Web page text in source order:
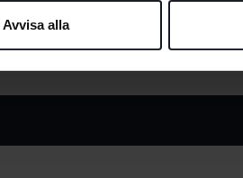
Avvisa alla